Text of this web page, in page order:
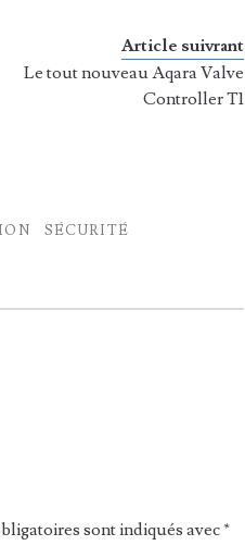
Article suivrant
Le tout nouveau Aqara Valve
Controller T1
SÉCURITÉ
sont indiqués avec*